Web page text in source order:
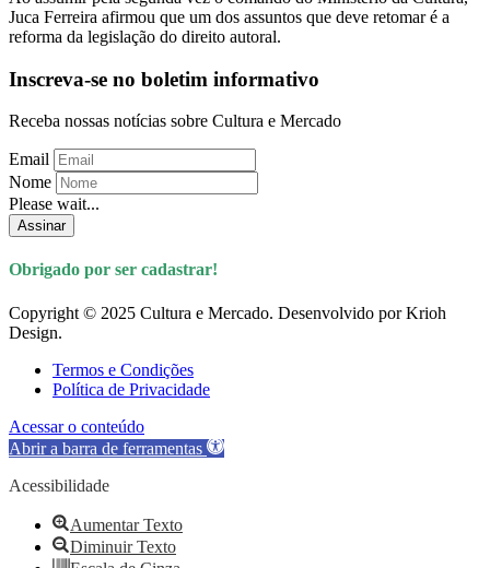
Juca Ferreira afirmou que um dos assuntos que deve retomar é a
reforma da legislação do direito autoral.
Inscreva-se no boletim informativo
Receba nossas notícias sobre Cultura e Mercado
Email
Nome
Please wait...
Assinar
Obrigado por ser cadastrar!
Copyright © 2025 Cultura e Mercado. Desenvolvido por Krioh
Design.
Termos e Condições
Política de Privacidade
Acessar o conteúdo
Abrir a barra de ferramentas
Acessibilidade
Aumentar Texto
Diminuir Texto